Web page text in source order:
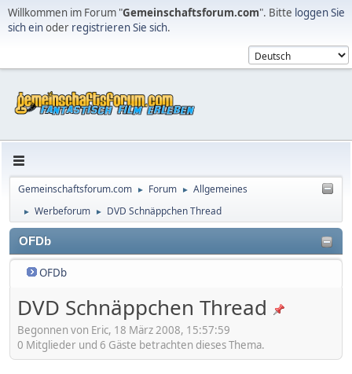
Willkommen im Forum "Gemeinschaftsforum.com". Bitte loggen Sie
sich einoder registrieren Sie sich.
Gemeinschaftsforum.com ► Forum ► Allgemeines
► Werbeforum ► DVD Schnäppchen Thread
OFDb
OFDb
DVD Schnäppchen Thread
Begonnen von Eric, 18 März 2008, 15:57:59
0 Mitglieder und 6 Gäste betrachten dieses Thema.